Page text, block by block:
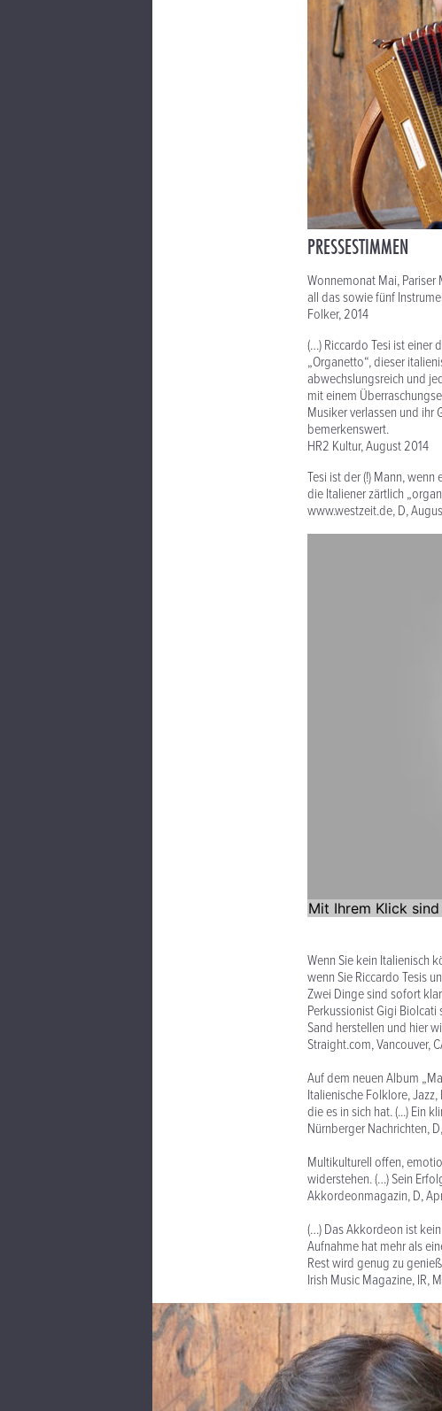
PRESSESTIMMEN
Wonnemonat Mai,
all das sowie fünf
Folker, 2014
(…) Riccardo Tesi ist einer
„Organetto“, dieser
abwechslungsreich und
mit einem
Musiker verlassen und
bemerkenswert.
HR2 Kultur, August 2014
Tesi ist der (!) Mann,
die Italiener zärtlich
www.westzeit.de, D,
Wenn Sie kein Italienisch
wenn Sie Riccardo Tesis
Zwei Dinge sind sofort
Perkussionist Gigi
Sand herstellen und hier
Straight.com, Vancouver,
Auf dem neuen Album
Italienische Folklore,
die es in sich hat. (...) Ein
Nürnberger Nachrichten,
Multikulturell offen,
widerstehen. (…) Sein
Akkordeonmagazin, D,
(…) Das Akkordeon ist
Aufnahme hat mehr als
Rest wird genug zu
Irish Music Magazine, IR,